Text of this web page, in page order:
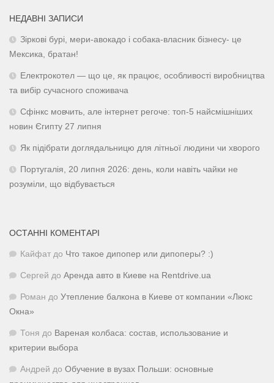
НЕДАВНІ ЗАПИСИ
Зіркові бурі, мери-авокадо і собака-власник бізнесу- це
Мексика, братан!
Електрокотел — що це, як працює, особливості виробництва
та вибір сучасного споживача
Сфінкс мовчить, але інтернет регоче: топ-5 найсмішніших
новин Єгипту 27 липня
Як підібрати доглядальницю для літньої людини чи хворого
Португалія, 20 липня 2026: день, коли навіть чайки не
розуміли, що відбувається
ОСТАННІ КОМЕНТАРІ
Кайфат до Что такое дипопер или дипоперы? :)
Сергей до Аренда авто в Киеве на Rentdrive.ua
Роман до Утепление балкона в Киеве от компании «Люкс
Окна»
Тоня до Вареная колбаса: состав, использование и
критерии выбора
Андрей до Обучение в вузах Польши: основные